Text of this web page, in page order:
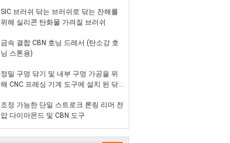
SIC 브러쉬 닦는 브러쉬로 닦는 잔해를
위해 실리콘 탄화물 가려질 브러쉬
금속 결합 CBN 호닝 드레서 (탄소강 호
닝 스톤용)
정밀 구멍 닦기 및 내부 구멍 가공을 위
해 CNC 프레싱 기계 도구에 설치 된 닦
조정 가능한 단일 스트로크 론링 리머 전
압 다이아몬드 및 CBN 도구